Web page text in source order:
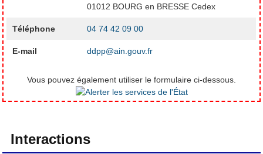
01012 BOURG en BRESSE Cedex
Téléphone 04 74 42 09 00
E-mail ddpp@ain.gouv.fr
Vous pouvez également utiliser le formulaire ci-dessous.
Interactions